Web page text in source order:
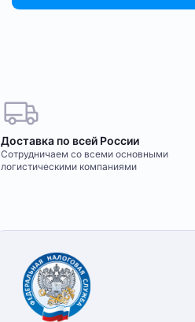
Доставка по всей России
Сотрудничаем со всеми основными
логистическими компаниями